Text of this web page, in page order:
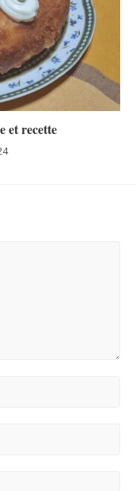
et recette